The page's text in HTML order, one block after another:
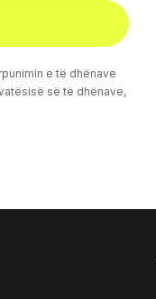
e të dhënave
së të dhënave,